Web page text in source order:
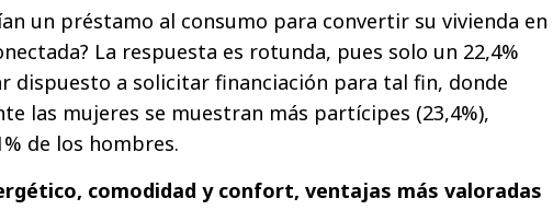
un préstamo al consumo para convertir su vivienda en
La respuesta es rotunda, pues solo un 22,4%
dispuesto a solicitar financiación para tal fin, donde
las mujeres se muestran más partícipes (23,4%),
de los hombres.
comodidad y confort, ventajas más valoradas